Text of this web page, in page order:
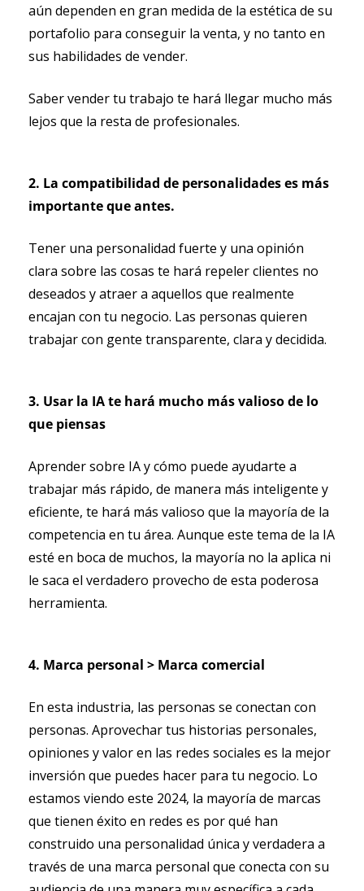
aún dependen en gran medida de la estética de su
portafolio para conseguir la venta, y no tanto en
sus habilidades de vender.
Saber vender tu trabajo te hará llegar mucho más
lejos que la resta de profesionales.
2. La compatibilidad de personalidades es más
importante que antes.
Tener una personalidad fuerte y una opinión
clara sobre las cosas te hará repeler clientes no
deseados y atraer a aquellos que realmente
encajan con tu negocio. Las personas quieren
trabajar con gente transparente, clara y decidida.
3. Usar la IA te hará mucho más valioso de lo
que piensas
Aprender sobre IA y cómo puede ayudarte a
trabajar más rápido, de manera más inteligente y
eficiente, te hará más valioso que la mayoría de la
competencia en tu área. Aunque este tema de la IA
esté en boca de muchos, la mayoría no la aplica ni
le saca el verdadero provecho de esta poderosa
herramienta.
4. Marca personal > Marca comercial
En esta industria, las personas se conectan con
personas. Aprovechar tus historias personales,
opiniones y valor en las redes sociales es la mejor
inversión que puedes hacer para tu negocio. Lo
estamos viendo este 2024, la mayoría de marcas
que tienen éxito en redes es por qué han
construido una personalidad única y verdadera a
través de una marca personal que conecta con su